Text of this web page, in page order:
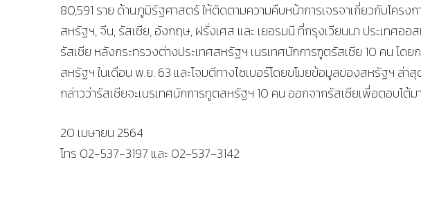
80,591 ราย ด้านภูมิรัฐศาสตร์ ให้ติดตามความคืบหน้าการเจรจาเกี่ยวกับโคร
สหรัฐฯ, จีน, รัสเซีย, อังกฤษ, ฝรั่งเศส และ เยอรมนี ที่กรุงเวียนนา ประเทศอ
รัสเซีย หลังกระทรวงต่างประเทศสหรัฐฯ เนรเทศนักการฑูตรัสเซีย 10 คน โด
สหรัฐฯ ในเดือน พ.ย. 63 และโจมตีทางไซเบอร์โดยขโมยข้อมูลของสหรัฐฯ ล่
กล่าวว่ารัสเซียจะเนรเทศนักการทูตสหรัฐฯ 10 คน ออกจากรัสเซียเพื่อตอบโต้
20 เมษายน 2564
โทร 02-537-3197 และ 02-537-3142